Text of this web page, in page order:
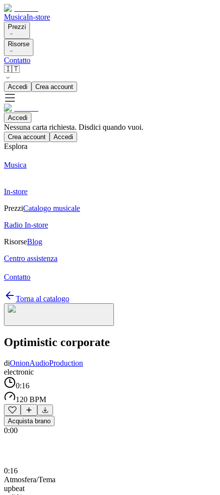
MusicaIn-store
Prezzi
Risorse
Contatto
🇮🇹
Accedi Crea account
Accedi
Nessuna carta richiesta. Disdici quando vuoi.
Crea account Accedi
Esplora
Musica
In-store
PrezziCatalogo musicale
Radio In-store
RisorseBlog
Centro assistenza
Contatto
Torna al catalogo
Optimistic corporate
diOnionAudioProduction
electronic
0:16
120 BPM
Acquista brano
0:00
0:16
Atmosfera/Tema
upbeat